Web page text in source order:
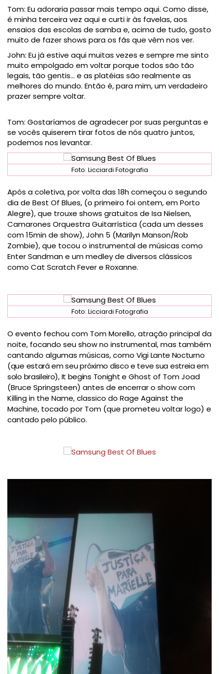
Tom: Eu adoraria passar mais tempo aqui. Como disse,
é minha terceira vez aqui e curti ir às favelas, aos
ensaios das escolas de samba e, acima de tudo, gosto
muito de fazer shows para os fãs que vêm nos ver.
John: Eu já estive aqui muitas vezes e sempre me sinto
muito empolgado em voltar porque todos são tão
legais, tão gentis… e as platéias são realmente as
melhores do mundo. Então é, para mim, um verdadeiro
prazer sempre voltar.
Tom: Gostaríamos de agradecer por suas perguntas e
se vocês quiserem tirar fotos de nós quatro juntos,
podemos nos levantar.
Foto: Licciardi Fotografia
Após a coletiva, por volta das 18h começou o segundo
dia de Best Of Blues, (o primeiro foi ontem, em Porto
Alegre), que trouxe shows gratuitos de Isa Nielsen,
Camarones Orquestra Guitarrística (cada um desses
com 15min de show), John 5 (Marilyn Manson/Rob
Zombie), que tocou o instrumental de músicas como
Enter Sandman e um medley de diversos clássicos
como Cat Scratch Fever e Roxanne.
Foto: Licciardi Fotografia
O evento fechou com Tom Morello, atração principal da
noite, focando seu show no instrumental, mas também
cantando algumas músicas, como Vigi Lante Nocturno
(que estará em seu próximo disco e teve sua estreia em
solo brasileiro), It begins Tonight e Ghost of Tom Joad
(Bruce Springsteen) antes de encerrar o show com
Killing in the Name, classico do Rage Against the
Machine, tocado por Tom (que prometeu voltar logo) e
cantado pelo público.